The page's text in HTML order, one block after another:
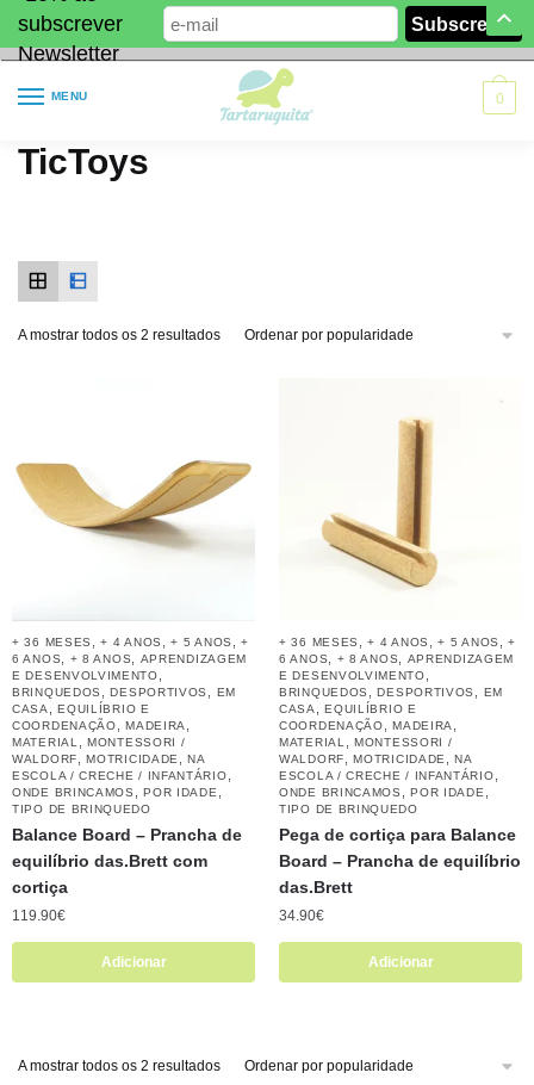
subscrever
Newsletter
MENU 0
TicToys
A mostrar todos os 2 resultados
+ 36 MESES ,+ 4 ANOS ,+ 5 ANOS ,+
6 ANOS
+ 8 ANOS
APRENDIZAGEM
E DESENVOLVIMENTO
BRINQUEDOS ,DESPORTIVOS
EM
CASA
,EQUILÍBRIO E
COORDENAÇÃO
,MADEIRA
MATERIAL ,MONTESSORI /
WALDORF
,MOTRICIDADE ,NA
ESCOLA / CRECHE / INFANTÁRIO
ONDE BRINCAMOS ,POR IDADE
TIPO DE BRINQUEDO
Balance Board – Prancha de
equilíbrio das.Brett com
cortiça
119.90€
Adicionar
+ 36 MESES ,+ 4 ANOS ,+ 5 ANOS ,+
6 ANOS
+ 8 ANOS
APRENDIZAGEM
E DESENVOLVIMENTO
BRINQUEDOS ,DESPORTIVOS
EM
CASA
,EQUILÍBRIO E
COORDENAÇÃO
,MADEIRA
MATERIAL ,MONTESSORI /
WALDORF
,MOTRICIDADE ,NA
ESCOLA / CRECHE / INFANTÁRIO
ONDE BRINCAMOS ,POR IDADE
TIPO DE BRINQUEDO
Pega de cortiça para Balance
Board – Prancha de equilíbrio
das.Brett
34.90€
Adicionar
A mostrar todos os 2 resultados